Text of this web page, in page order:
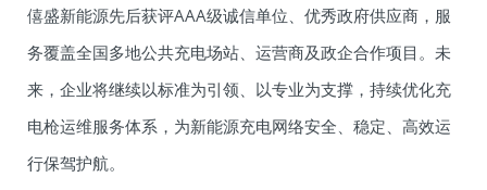
僖盛新能源先后获评AAA级诚信单位、优秀政府供应商，服
务覆盖全国多地公共充电场站、运营商及政企合作项目。未
来，企业将继续以标准为引领、以专业为支撑，持续优化充
电枪运维服务体系，为新能源充电网络安全、稳定、高效运
行保驾护航。